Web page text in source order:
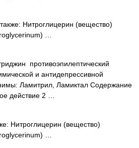
Нитроглицерин (вещество)
…
противоэпилептический
и антидепрессивной
Ламитрил, Ламиктал Содержание
действие 2 …
Нитроглицерин (вещество)
…